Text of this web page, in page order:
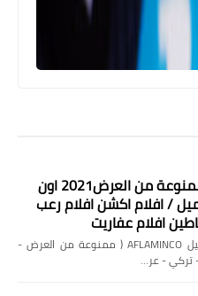
السيارات
أفلام للكبارفقط ممنوعة من العرض2021 اون
/ افلام اكشن افلام رعب
افلام عفاريت
أفلام للكبارفقط أون لاين مشاهدة وتحميل AFLAMINCO ( ممنوعة من العرض -
تركي - عر…